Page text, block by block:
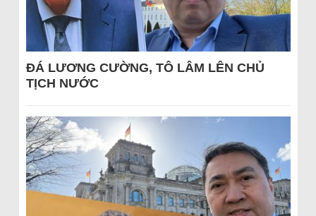
ĐÁ LƯƠNG CƯỜNG, TÔ LÂM LÊN CHỦ
TỊCH NƯỚC